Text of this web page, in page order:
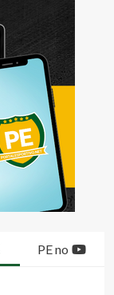
PE no